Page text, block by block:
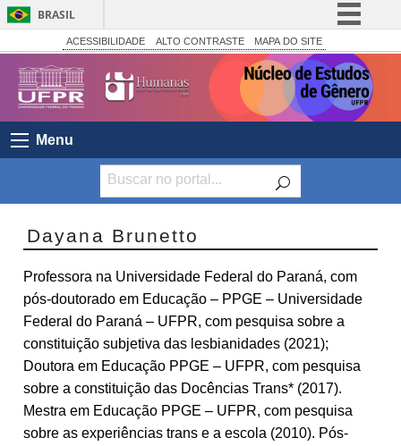
BRASIL
Simplifique!
Comunica BR
Participe
Legislação
Canais
ACESSIBILIDADE ALTO CONTRASTE MAPA DO SITE
Menu
Dayana Brunetto
Professora na Universidade Federal do Paraná, com
pós-doutorado em Educação – PPGE – Universidade
Federal do Paraná – UFPR, com pesquisa sobre a
constituição subjetiva das lesbianidades (2021);
Doutora em Educação PPGE – UFPR, com pesquisa
sobre a constituição das Docências Trans* (2017).
Mestra em Educação PPGE – UFPR, com pesquisa
sobre as experiências trans e a escola (2010). Pós-